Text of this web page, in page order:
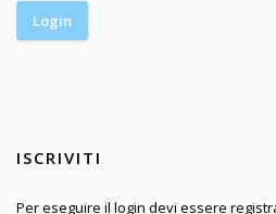
ISCRIVITI
Per eseguire il login devi essere